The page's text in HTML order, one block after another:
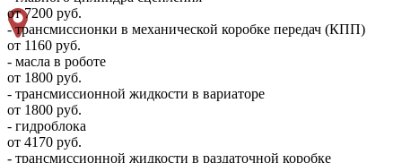
от 7200 руб.
- трансмиссионки в механической коробке передач (КПП)
от 1160 руб.
- масла в роботе
от 1800 руб.
- трансмиссионной жидкости в вариаторе
от 1800 руб.
- гидроблока
от 4170 руб.
- трансмиссионной жидкости в раздаточной коробке